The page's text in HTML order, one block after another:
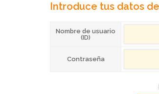
Introduce tus datos
Nombre de usuario
(ID)
Contraseña